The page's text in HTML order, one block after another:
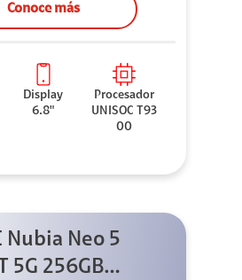
Conoce más
Display
6.8"
Procesador
UNISOC T93
00
Nubia Neo 5
5G 256GB